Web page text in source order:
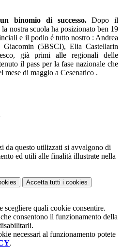
binomio di successo.Dopo il
la nostra scuola ha posizionato ben 19
e il podio é tutto nostro : Andrea
(5BSCI), Elia Castellarin
già primi alle regionali delle
il pass per la fase nazionale che
mese di maggio a Cesenatico .
da questo utilizzati si avvalgono di
ed utili alle finalità illustrate nella
Accetta tutti i cookies
scegliere quali cookie consentire.
consentono il funzionamento della
necessari al funzionamento potete
.